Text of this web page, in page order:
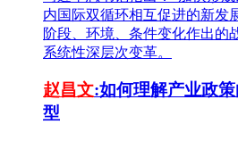
内国际双循环相互促进的新发
阶段、环境、条件变化作出的
系统性深层次变革。
赵昌文:如何理解产业政
型